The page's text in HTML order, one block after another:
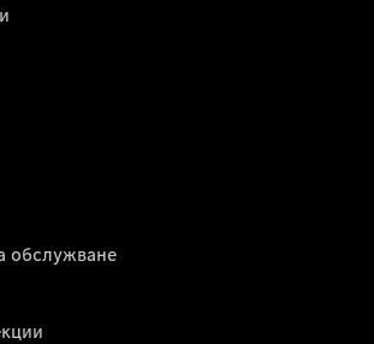
обслужване